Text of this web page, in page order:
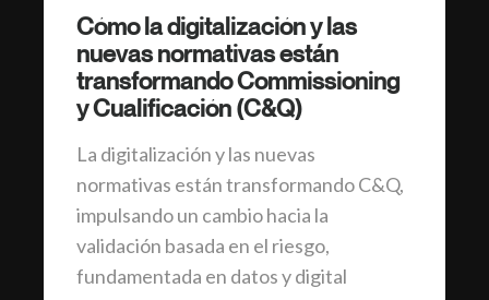
Cómo la digitalización y las
nuevas normativas están
transformando Commissioning
y Cualificación (C&Q)
La digitalización y las nuevas
normativas están transformando C&Q,
impulsando un cambio hacia la
validación basada en el riesgo,
fundamentada en datos y digital